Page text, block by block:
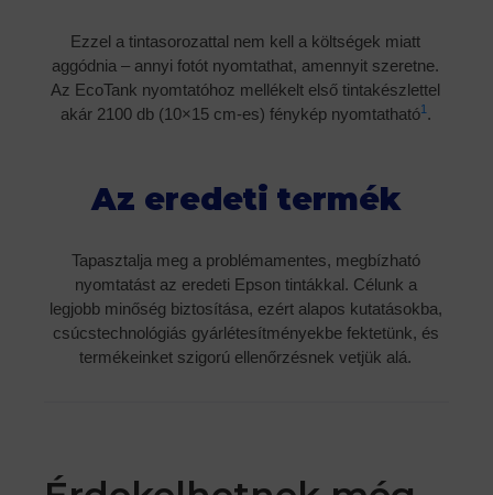
Ezzel a tintasorozattal nem kell a költségek miatt
aggódnia – annyi fotót nyomtathat, amennyit szeretne.
Az EcoTank nyomtatóhoz mellékelt első tintakészlettel
akár 2100 db (10×15 cm-es) fénykép nyomtatható1.
Az eredeti termék
Tapasztalja meg a problémamentes, megbízható
nyomtatást az eredeti Epson tintákkal. Célunk a
legjobb minőség biztosítása, ezért alapos kutatásokba,
csúcstechnológiás gyárlétesítményekbe fektetünk, és
termékeinket szigorú ellenőrzésnek vetjük alá.